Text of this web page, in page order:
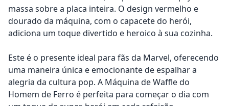
massa sobre a placa inteira. O design vermelho e
dourado da máquina, com o capacete do herói,
adiciona um toque divertido e heroico à sua cozinha.
Este é o presente ideal para fãs da Marvel, oferecendo
uma maneira única e emocionante de espalhar a
alegria da cultura pop. A Máquina de Waffle do
Homem de Ferro é perfeita para começar o dia com